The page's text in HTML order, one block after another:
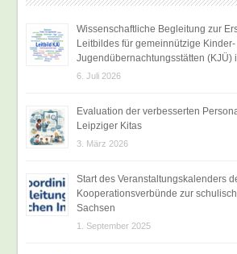
Wissenschaftliche Begleitung zur
Leitbildes für gemeinnützige Kinder-
Jugendübernachtungsstätten (KJÜ)
6. Juli 2026
Evaluation der verbesserten
Leipziger Kitas
3. März 2026
Start des Veranstaltungskalenders
Kooperationsverbünde zur
Sachsen
1. September 2025